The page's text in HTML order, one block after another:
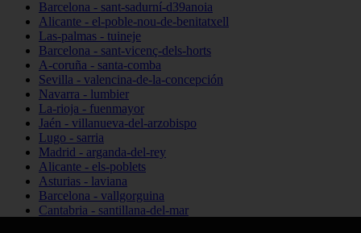
Barcelona - sant-sadurní-d39anoia
Alicante - el-poble-nou-de-benitatxell
Las-palmas - tuineje
Barcelona - sant-vicenç-dels-horts
A-coruña - santa-comba
Sevilla - valencina-de-la-concepción
Navarra - lumbier
La-rioja - fuenmayor
Jaén - villanueva-del-arzobispo
Lugo - sarria
Madrid - arganda-del-rey
Alicante - els-poblets
Asturias - laviana
Barcelona - vallgorguina
Cantabria - santillana-del-mar